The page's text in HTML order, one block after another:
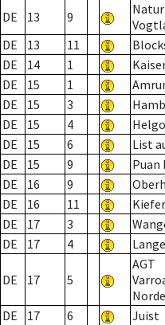
DE 13 9
DE
13 11
DE
14 1
DE
15 1
DE
15 3
DE
15 4
DE
15 6 List
DE
15 9
DE
16 9
DE
16 11
DE
17 3
DE
17 4
DE 17 5
AGT
DE 17 6 Juist